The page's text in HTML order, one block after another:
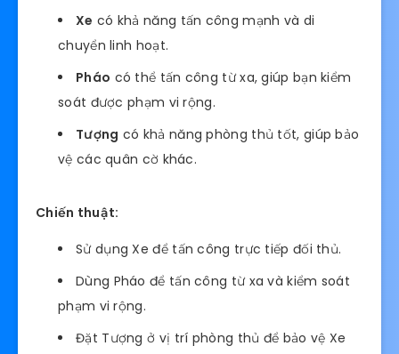
Xe có khả năng tấn công mạnh và di
chuyển linh hoạt.
Pháo có thể tấn công từ xa, giúp bạn kiểm
soát được phạm vi rộng.
Tượng có khả năng phòng thủ tốt, giúp bảo
vệ các quân cờ khác.
Chiến thuật:
Sử dụng Xe để tấn công trực tiếp đối thủ.
Dùng Pháo để tấn công từ xa và kiểm soát
phạm vi rộng.
Đặt Tượng ở vị trí phòng thủ để bảo vệ Xe